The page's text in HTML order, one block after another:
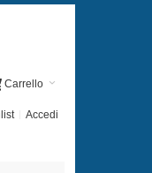
Carrello
Accedi